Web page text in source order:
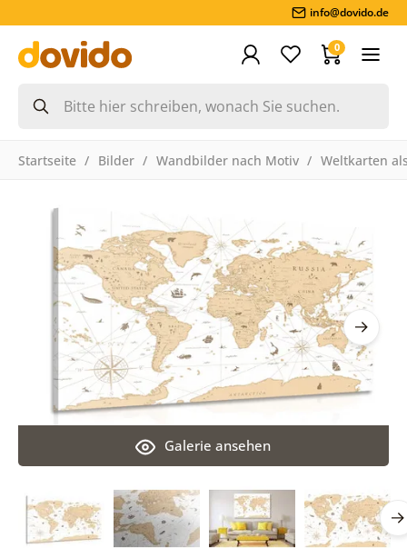
info@dovido.de
0
Startseite Bilder Wandbilder nach Motiv Weltkarten
Galerie ansehen